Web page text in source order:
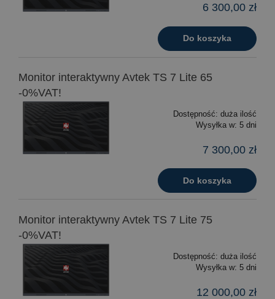
6 300,00 zł
Do koszyka
Monitor interaktywny Avtek TS 7 Lite 65
-0%VAT!
Dostępność: duża ilość
Wysyłka w: 5 dni
7 300,00 zł
Do koszyka
Monitor interaktywny Avtek TS 7 Lite 75
-0%VAT!
Dostępność: duża ilość
Wysyłka w: 5 dni
12 000,00 zł